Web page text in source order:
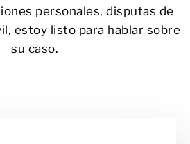
personales, disputas de
estoy listo para hablar sobre
su caso.